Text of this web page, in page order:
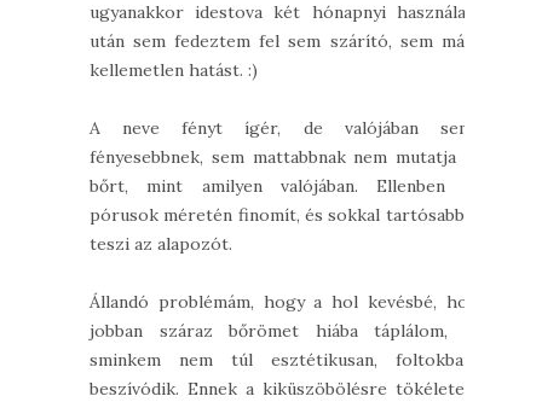
ugyanakkor idestova két hónapnyi használat
után sem fedeztem fel sem szárító, sem más
kellemetlen hatást. :)
A neve fényt ígér, de valójában sem
fényesebbnek, sem mattabbnak nem mutatja a
bőrt, mint amilyen valójában. Ellenben a
pórusok méretén finomít, és sokkal tartósabbá
teszi az alapozót.
Állandó problémám, hogy a hol kevésbé, hol
jobban száraz bőrömet hiába táplálom, a
sminkem nem túl esztétikusan, foltokban
beszívódik. Ennek a kiküszöbölésre tökéletes